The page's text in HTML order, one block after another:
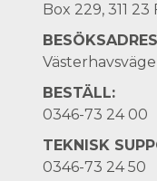
Box 229, 311
BESTÄLL:
0346-73 24 00
TEKNISK
0346-73 24 50